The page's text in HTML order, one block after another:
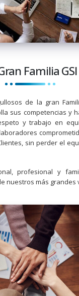
Familia GSI
de la gran
sus competencias y
y trabajo en
sin perder el
profesional y
nuestros más grandes